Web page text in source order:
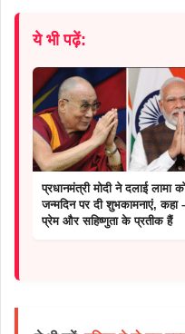
ये भी पढ़ें:
प्रधानमंत्री मोदी ने दलाई लामा
जन्मदिन पर दी शुभकामनाएं,
प्रेम और सहिष्णुता के प्रतीक हैं